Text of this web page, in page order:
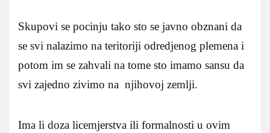
Skupovi se pocinju tako sto se javno obznani da
se svi nalazimo na teritoriji odredjenog plemena i
potom im se zahvali na tome sto imamo sansu da
svi zajedno zivimo na njihovoj zemlji.
Ima li doza licemjerstva ili formalnosti u ovim